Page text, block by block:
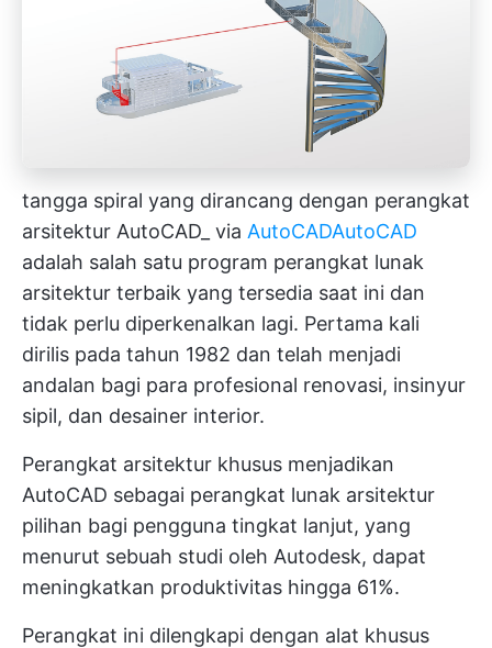
tangga spiral yang dirancang dengan perangkat
arsitektur AutoCAD_ via AutoCADAutoCAD
adalah salah satu program perangkat lunak
arsitektur terbaik yang tersedia saat ini dan
tidak perlu diperkenalkan lagi. Pertama kali
dirilis pada tahun 1982 dan telah menjadi
andalan bagi para profesional renovasi, insinyur
sipil, dan desainer interior.
Perangkat arsitektur khusus menjadikan
AutoCAD sebagai perangkat lunak arsitektur
pilihan bagi pengguna tingkat lanjut, yang
menurut sebuah studi oleh Autodesk, dapat
meningkatkan produktivitas hingga 61%.
Perangkat ini dilengkapi dengan alat khusus